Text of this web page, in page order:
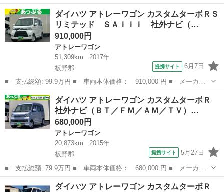
ー名： ダイハツ ■ 車種名： アトレーワゴン ■ グレード名：
カスタムターボＲＳリミテッド ＳＡＩＩＩ 社外ディスプレイナビ
ゲーショ...
徳島 徳島市 アトレーワゴン
ダイハツ アトレーワゴン カスタムターボＲＳ
リミテッド ＳＡＩＩＩ 社外ナビ（…
910,000円
アトレーワゴン
51,309km
2017年
板野郡
提携サイト 6月7日
■ 支払総額: 99.9万円 ■ 車両本体価格： 910,000 円 ■ メーカー
名： ダイハツ ■ 車種名： アトレーワゴン ■ グレード名： カ
スタムターボＲＳリミテッド ＳＡＩＩＩ 社外ナビ（ＴＶ／ＡＭ／
ＦＭ／ＣＤ）...
徳島 板野郡 アトレーワゴン
ダイハツ アトレーワゴン カスタムターボＲ
社外ナビ（ＢＴ／ＦＭ／ＡＭ／ＴＶ）…
680,000円
アトレーワゴン
20,873km
2015年
板野郡
提携サイト 5月27日
■ 支払総額: 79.9万円 ■ 車両本体価格： 680,000 円 ■ メーカー
名： ダイハツ ■ 車種名： アトレーワゴン ■ グレード名： カ
スタムターボＲ 社外ナビ（ＢＴ／ＦＭ／ＡＭ／ＴＶ） ＥＴＣ 電
アトレーワゴン
ダイハツ アトレーワゴン カスタムターボＲ